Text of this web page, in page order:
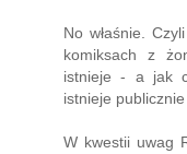
No właśnie.
komiksach z
istnieje - a jak
istnieje
W kwestii uwag